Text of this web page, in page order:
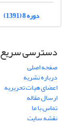
دوره 8 (1391)
دسترسی سریع
صفحه اصلی
درباره نشریه
اعضای هیات تحریریه
ارسال مقاله
تماس با ما
نقشه سایت